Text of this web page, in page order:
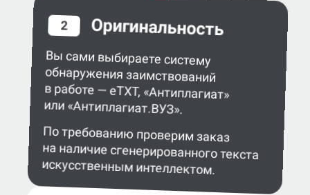
2 Оригинальность
Вы сами выбираете систему
обнаружения заимствований
в работе — eTXT, «Антиплагиат»
или «Антиплагиат.ВУЗ».
По требованию проверим заказ
на наличие сгенерированного текста
искусственным интеллектом.